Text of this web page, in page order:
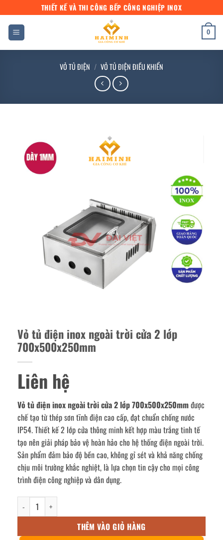
qua
dung
THIẾT KẾ VÀ THI CÔNG BẾP CÔNG NGHIỆP INOX
0
VỎ TỦ ĐIỆN / VỎ TỦ ĐIỆN ĐIỀU KHIỂN
Vỏ tủ điện inox ngoài trời cửa 2 lớp
700x500x250mm
Liên hệ
Vỏ tủ điện inox ngoài trời cửa 2 lớp 700x500x250mmđược
chế tạo từ thép sơn tĩnh điện cao cấp, đạt chuẩn chống nước
IP54. Thiết kế 2 lớp cửa thông minh kết hợp màu trắng tinh tế
tạo nên giải pháp bảo vệ hoàn hảo cho hệ thống điện ngoài trời.
Sản phẩm đảm bảo độ bền cao, không gỉ sét và khả năng chống
chịu môi trường khắc nghiệt, là lựa chọn tin cậy cho mọi công
trình điện công nghiệp và dân dụng.
Vỏ tủ điện inox ngoài trời cửa 2 lớp 700x500x250mm số lượng
THÊM VÀO GIỎ HÀNG